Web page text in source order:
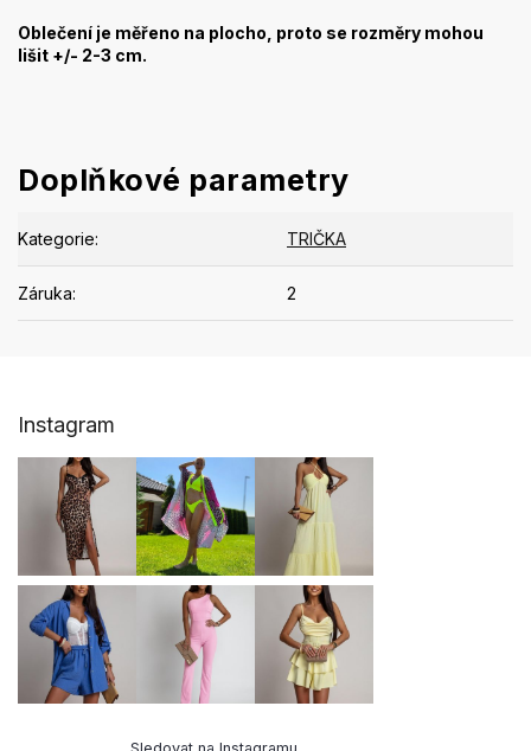
Oblečení je měřeno na plocho, proto se rozměry mohou
lišit +/- 2-3 cm.
Doplňkové parametry
Kategorie: TRIČKA
Záruka: 2
Instagram